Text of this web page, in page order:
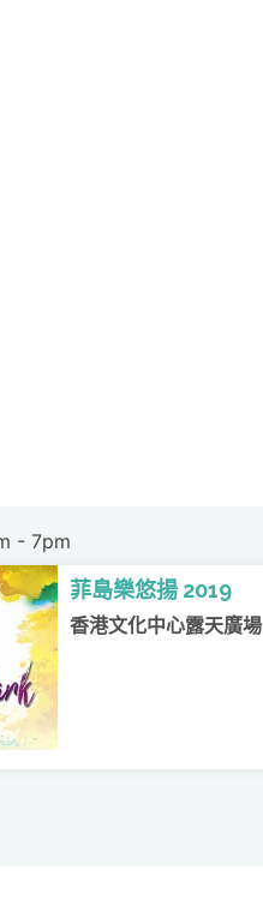
- 7pm
菲島樂悠揚 2019
香港文化中心露天廣場